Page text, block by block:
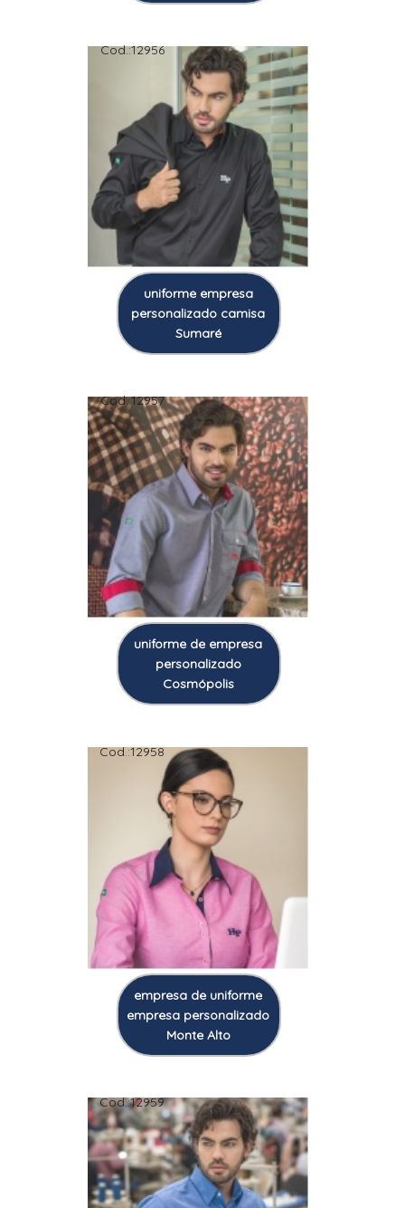
Cod.:12956
uniforme empresa
personalizado camisa
Sumaré
Cod.:12957
uniforme de empresa
personalizado
Cosmópolis
Cod.:12958
empresa de uniforme
empresa personalizado
Monte Alto
Cod.:12959